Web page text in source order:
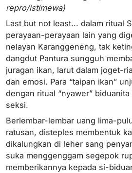
repro/istimewa)
Last but not least... dalam ritual
perayaan-perayaan lain yang
nelayan Karanggeneng, tak
dangdut Pantura sungguh
juragan ikan, larut dalam joget-
dan emosi. Para “taipan ikan”
dengan ritual “nyawer”
seksi.
Berlembar-lembar uang lima-
ratusan, disteples membentuk
dikalungkan di leher sang
suka menggenggam segepok
memberikannya kepada si-